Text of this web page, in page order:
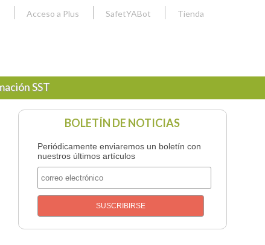
Acceso a Plus SafetYABot Tienda
SST
BOLETÍN DE NOTICIAS
Periódicamente enviaremos un boletín con
nuestros últimos artículos